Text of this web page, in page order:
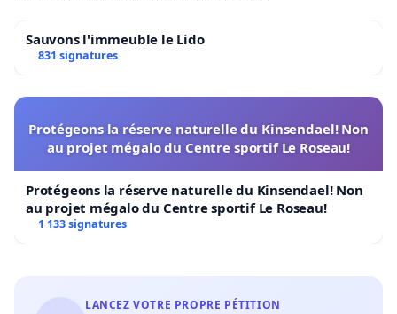
Sauvons l'immeuble le Lido
831 signatures
Protégeons la réserve naturelle du Kinsendael! Non
au projet mégalo du Centre sportif Le Roseau!
Protégeons la réserve naturelle du Kinsendael! Non
au projet mégalo du Centre sportif Le Roseau!
1 133 signatures
LANCEZ VOTRE PROPRE PÉTITION